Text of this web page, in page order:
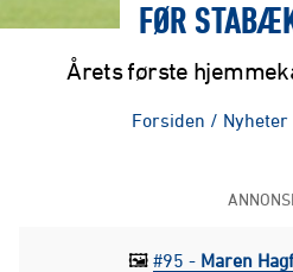
FØR
Årets første
Forsiden /
🖼 #95 - Maren